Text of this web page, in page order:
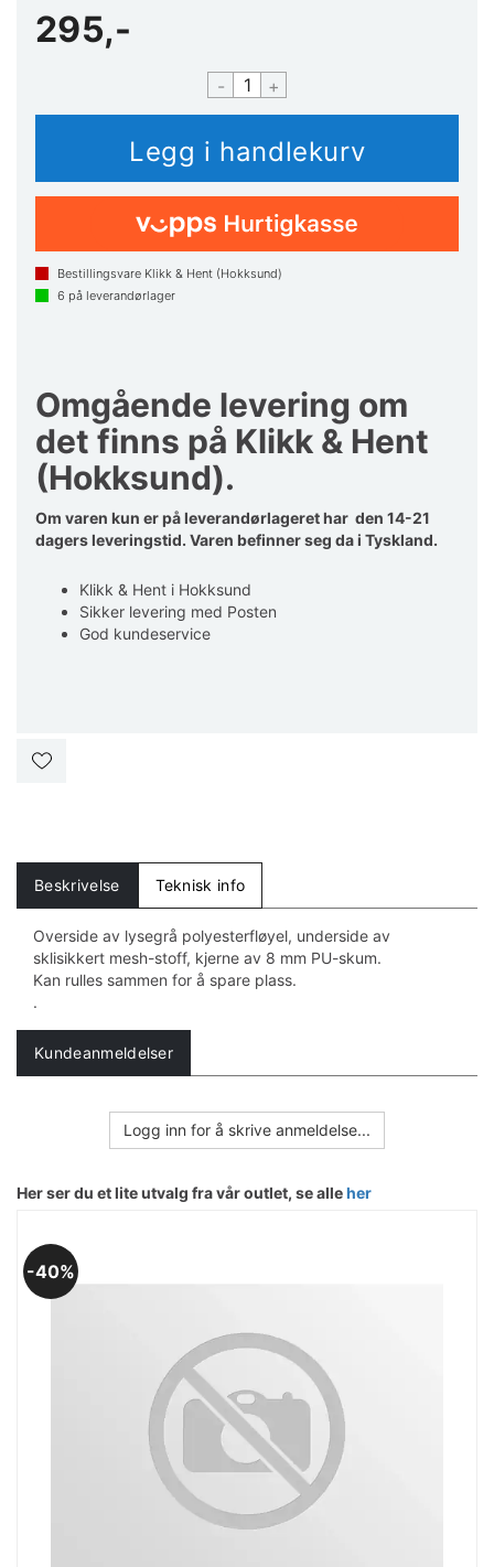
295,-
- +
Bestillingsvare Klikk & Hent (Hokksund)
6 på leverandørlager
Omgående levering om
det finns på Klikk & Hent
(Hokksund).
Om varen kun er på leverandørlageret har den 14-21
dagers leveringstid. Varen befinner seg da i Tyskland.
Klikk & Hent i Hokksund
Sikker levering med Posten
God kundeservice
Beskrivelse Teknisk info
Overside av lysegrå polyesterfløyel, underside av
sklisikkert mesh-stoff, kjerne av 8 mm PU-skum.
Kan rulles sammen for å spare plass.
.
Kundeanmeldelser
Logg inn for å skrive anmeldelse...
Her ser du et lite utvalg fra vår outlet, se alleher
40%